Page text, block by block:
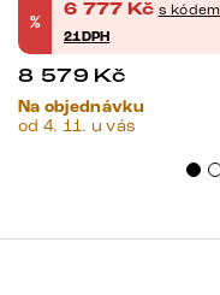
%
6 777 Kč s kódem
21DPH
8 579 Kč
Na objednávku
od 4. 11. u vás